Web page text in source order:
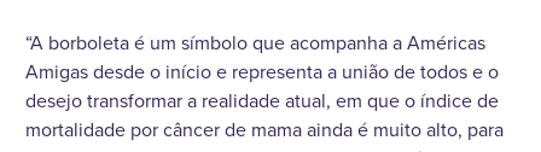
“A borboleta é um símbolo que acompanha a Américas
Amigas desde o início e representa a união de todos e o
desejo transformar a realidade atual, em que o índice de
mortalidade por câncer de mama ainda é muito alto, para